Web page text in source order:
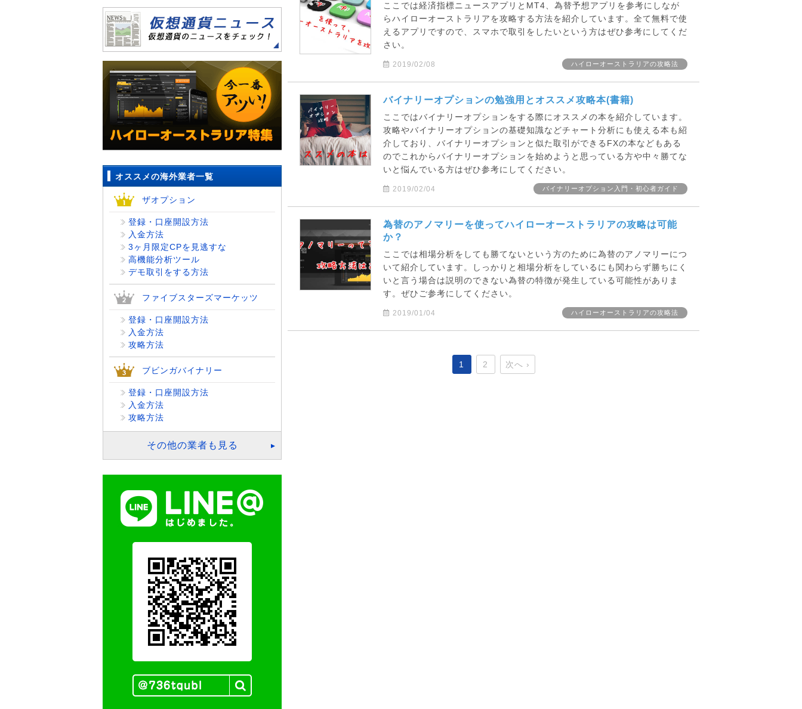
ここでは経済指標ニュースアプリとMT4、為替予想アプリを参考にしなが
らハイローオーストラリアを攻略する方法を紹介しています。全て無料で使
えるアプリですので、スマホで取引をしたいという方はぜひ参考にしてくだ
さい。
2019/02/08 ハイローオーストラリアの攻略法
バイナリーオプションの勉強用とオススメ攻略本(書籍)
ここではバイナリーオプションをする際にオススメの本を紹介しています。
攻略やバイナリーオプションの基礎知識などチャート分析にも使える本も紹
介しており、バイナリーオプションと似た取引ができるFXの本などもある
のでこれからバイナリーオプションを始めようと思っている方や中々勝てな
いと悩んでいる方はぜひ参考にしてください。
2019/02/04 バイナリーオプション入門・初心者ガイド
為替のアノマリーを使ってハイローオーストラリアの攻略は可能
か？
ここでは相場分析をしても勝てないという方のために為替のアノマリーにつ
いて紹介しています。しっかりと相場分析をしているにも関わらず勝ちにく
いと言う場合は説明のできない為替の特徴が発生している可能性がありま
す。ぜひご参考にしてください。
2019/01/04 ハイローオーストラリアの攻略法
1 2 次へ ›
オススメの海外業者一覧
ザオプション
登録・口座開設方法
入金方法
3ヶ月限定CPを見逃すな
高機能分析ツール
デモ取引をする方法
ファイブスターズマーケッツ
登録・口座開設方法
入金方法
攻略方法
ブビンガバイナリー
登録・口座開設方法
入金方法
攻略方法
その他の業者も見る